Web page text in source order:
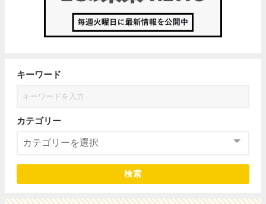
キーワード
カテゴリー
検索